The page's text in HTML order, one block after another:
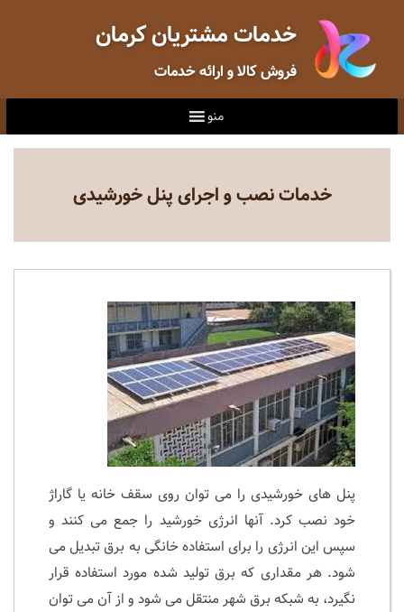
خدمات مشتریان کرمان
فروش کالا و ارائه خدمات
منو
خدمات نصب و اجرای پنل خورشیدی
پنل های خورشیدی را می توان روی سقف خانه یا گاراژ
خود نصب کرد. آنها انرژی خورشید را جمع می کنند و
سپس این انرژی را برای استفاده خانگی به برق تبدیل می
شود. هر مقداری که برق تولید شده مورد استفاده قرار
نگیرد، به شبکه برق شهر منتقل می شود و از آن می توان